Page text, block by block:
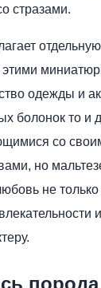
стразами.
этими
одежды и
болонок то и
со
но
не только
и